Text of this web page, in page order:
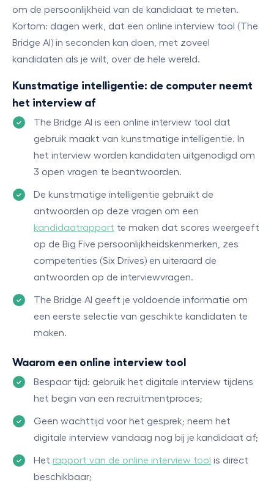
om de persoonlijkheid van de kandidaat te meten.
Kortom: dagen werk, dat een online interview tool (The
Bridge AI) in seconden kan doen, met zoveel
kandidaten als je wilt, over de hele wereld.
Kunstmatige intelligentie: de computer neemt
het interview af
The Bridge AI is een online interview tool dat
gebruik maakt van kunstmatige intelligentie. In
het interview worden kandidaten uitgenodigd om
3 open vragen te beantwoorden.
De kunstmatige intelligentie gebruikt de
antwoorden op deze vragen om een
kandidaatrapport te maken dat scores weergeeft
op de Big Five persoonlijkheidskenmerken, zes
competenties (Six Drives) en uiteraard de
antwoorden op de interviewvragen.
The Bridge AI geeft je voldoende informatie om
een eerste selectie van geschikte kandidaten te
maken.
Waarom een online interview tool
Bespaar tijd: gebruik het digitale interview tijdens
het begin van een recruitmentproces;
Geen wachttijd voor het gesprek; neem het
digitale interview vandaag nog bij je kandidaat af;
Het rapport van de online interview tool is direct
beschikbaar;